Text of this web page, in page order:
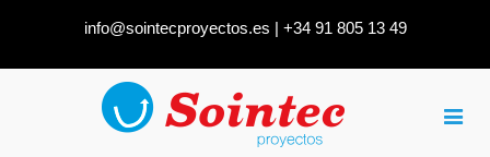
info@sointecproyectos.es | +34 91 805 13 49